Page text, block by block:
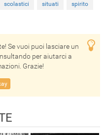
scolastici situati
spirito
Se vuoi puoi lasciare un
per aiutarci a
Grazie!